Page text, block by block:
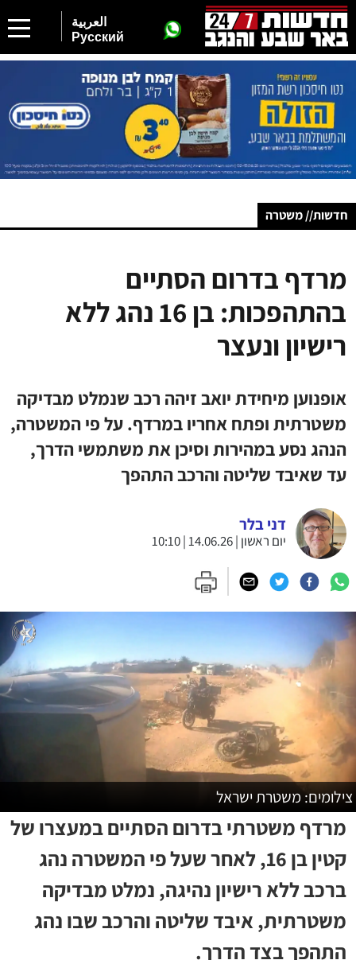
العربية
Русский
חדשות// משטרה
מרדף בדרום הסתיים
בהתהפכות: בן 16 נהג ללא
רישיון ונעצר
אופנוען מיחידת יואב זיהה רכב שנמלט מבדיקה
משטרתית ופתח אחריו במרדף. על פי המשטרה,
הנהג נסע במהירות וסיכן את משתמשי הדרך,
עד שאיבד שליטה והרכב התהפך
דני בלר
יום ראשון | 14.06.26 | 10:10
צילומים: משטרת ישראל
מרדף משטרתי בדרום הסתיים במעצרו של
קטין בן 16, לאחר שעל פי המשטרה נהג
ברכב ללא רישיון נהיגה, נמלט מבדיקה
משטרתית, איבד שליטה והרכב שבו נהג
התהפך בצד הדרך.